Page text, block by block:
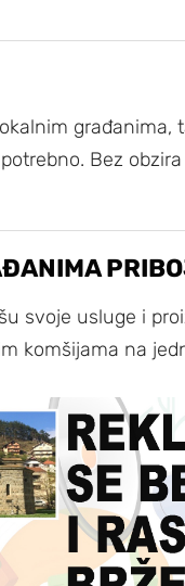
građanima,
Bez
svoje usluge i
komšijama na